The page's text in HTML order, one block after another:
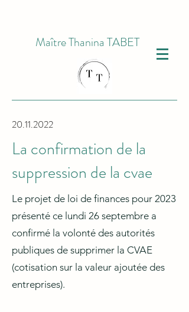
Maître Thanina TABET
20.11.2022
La confirmation de la
suppression de la cvae
Le projet de loi de finances pour 2023
présenté ce lundi 26 septembre a
confirmé la volonté des autorités
publiques de supprimer la CVAE
(cotisation sur la valeur ajoutée des
entreprises).